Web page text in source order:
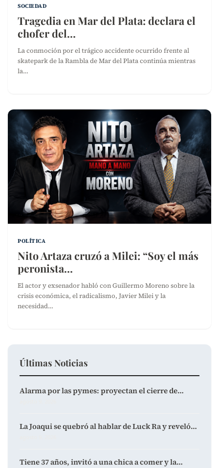
SOCIEDAD
Tragedia en Mar del Plata: declara el
chofer del…
La conmoción por el trágico accidente ocurrido frente al
skatepark de la Rambla de Mar del Plata continúa mientras
la…
POLÍTICA
Nito Artaza cruzó a Milei: “Soy el más
peronista…
El actor y exsenador habló con Guillermo Moreno sobre la
crisis económica, el radicalismo, Javier Milei y la
necesidad…
Últimas Noticias
Alarma por las pymes: proyectan el cierre de…
La Joaqui se quebró al hablar de Luck Ra y reveló…
Tiene 37 años, invitó a una chica a comer y la…